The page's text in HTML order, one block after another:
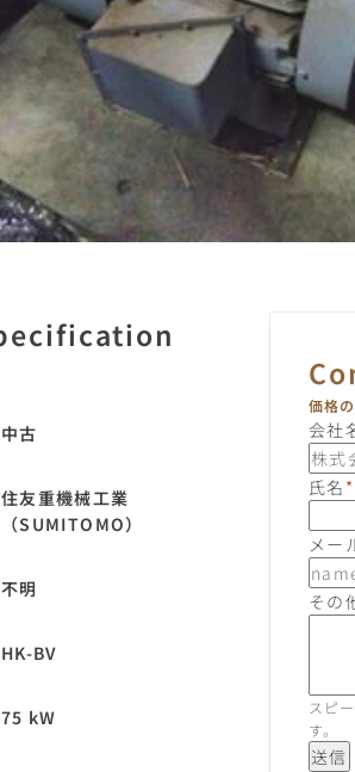
中古
住友重機械工業
（SUMITOMO）
不明
HK-BV
75 kW
価格
会社
氏名 *
メー
その
スピ
す。
送信